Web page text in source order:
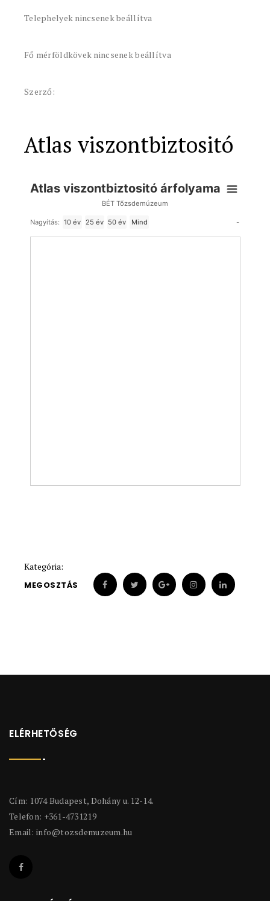
Telephelyek nincsenek beállítva
Fő mérföldkövek nincsenek beállítva
Szerző:
Atlas viszontbiztositó
Atlas viszontbiztositó árfolyama
BÉT Tőzsdemúzeum
Nagyítás: 10 év 25 év 50 év Mind -
Kategória:
MEGOSZTÁS
ELÉRHETŐSÉG
Cím: 1074 Budapest, Dohány u. 12-14.
Telefon: +361-4731219
Email: info@tozsdemuzeum.hu